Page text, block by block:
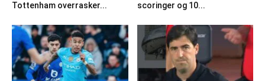
Tottenham overrasker...
scoringer og 10...